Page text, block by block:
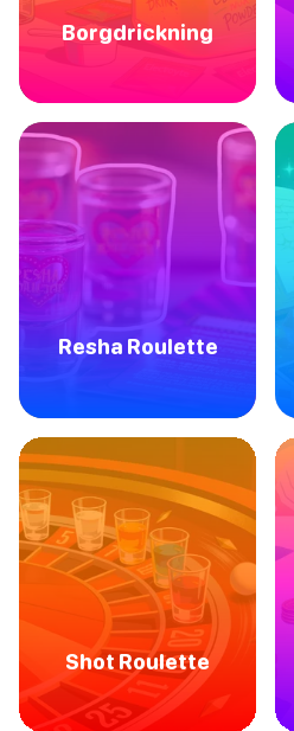
Borgdrickning
Resha Roulette
Shot Roulette